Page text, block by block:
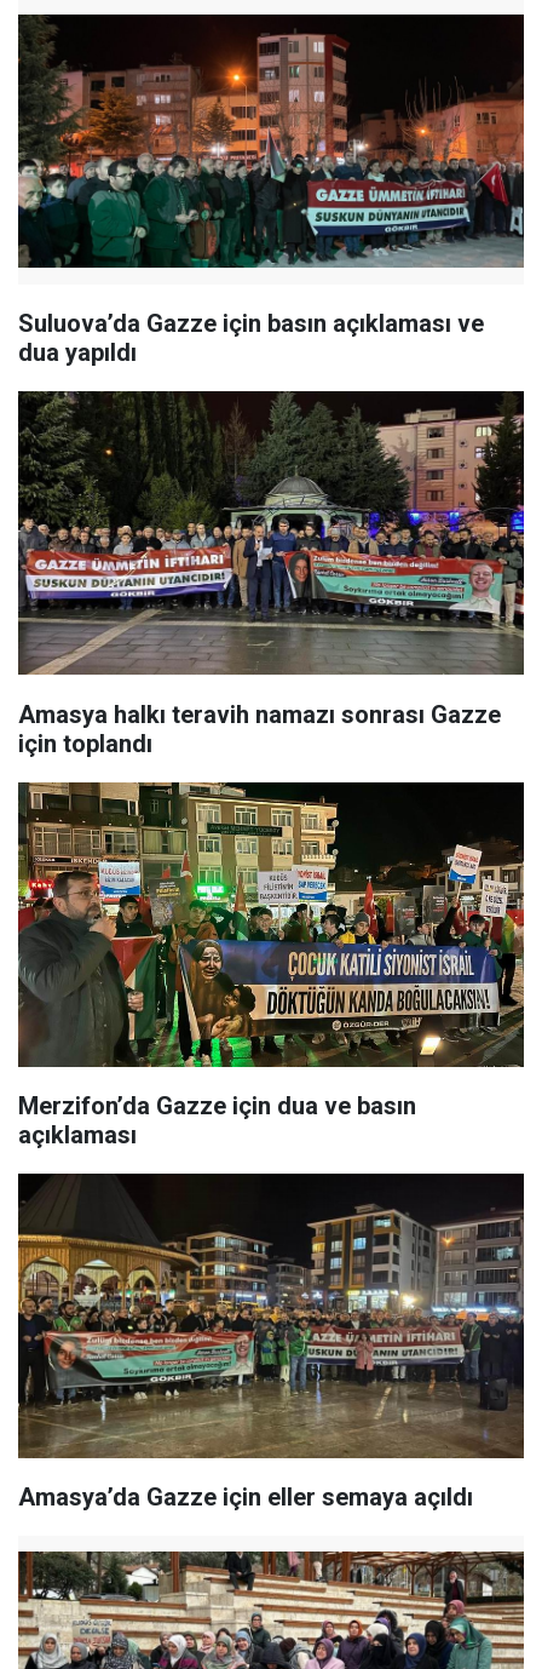
Suluova’da Gazze için basın açıklaması ve
dua yapıldı
Amasya halkı teravih namazı sonrası Gazze
için toplandı
Merzifon’da Gazze için dua ve basın
açıklaması
Amasya’da Gazze için eller semaya açıldı